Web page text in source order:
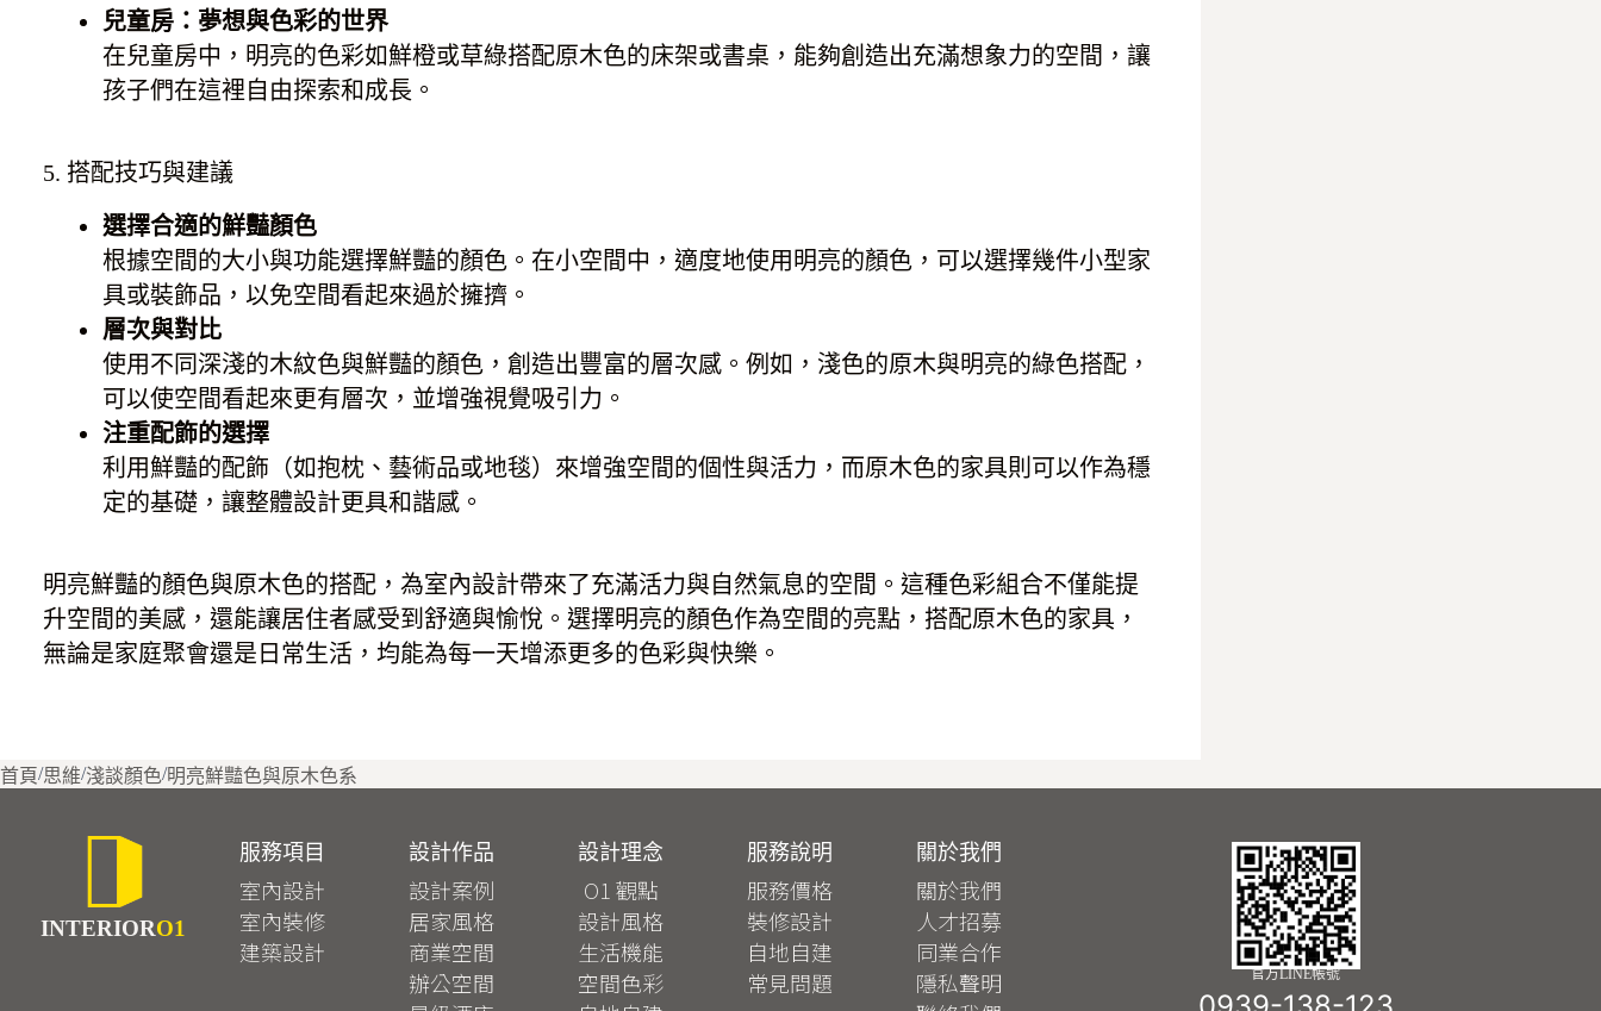
兒童房：夢想與色彩的世界
在兒童房中，明亮的色彩如鮮橙或草綠搭配原木色的床架或書桌，能夠創造出充滿想象力的空間，讓
孩子們在這裡自由探索和成長。
5. 搭配技巧與建議
選擇合適的鮮豔顏色
根據空間的大小與功能選擇鮮豔的顏色。在小空間中，適度地使用明亮的顏色，可以選擇幾件小型家
具或裝飾品，以免空間看起來過於擁擠。
層次與對比
使用不同深淺的木紋色與鮮豔的顏色，創造出豐富的層次感。例如，淺色的原木與明亮的綠色搭配，
可以使空間看起來更有層次，並增強視覺吸引力。
注重配飾的選擇
利用鮮豔的配飾（如抱枕、藝術品或地毯）來增強空間的個性與活力，而原木色的家具則可以作為穩
定的基礎，讓整體設計更具和諧感。
明亮鮮豔的顏色與原木色的搭配，為室內設計帶來了充滿活力與自然氣息的空間。這種色彩組合不僅能提
升空間的美感，還能讓居住者感受到舒適與愉悅。選擇明亮的顏色作為空間的亮點，搭配原木色的家具，
無論是家庭聚會還是日常生活，均能為每一天增添更多的色彩與快樂。
首頁/思維/淺談顏色/明亮鮮豔色與原木色系
INTERIORO1
服務項目
室內設計
室內裝修
建築設計
設計作品
設計案例
居家風格
商業空間
辦公空間
設計理念
O1 觀點
設計風格
生活機能
空間色彩
服務說明
服務價格
裝修設計
自地自建
常見問題
關於我們
關於我們
人才招募
同業合作
隱私聲明
官方LINE帳號